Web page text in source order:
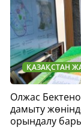
ҚАЗАҚСТАН
Олжас
дамыту
орындалу